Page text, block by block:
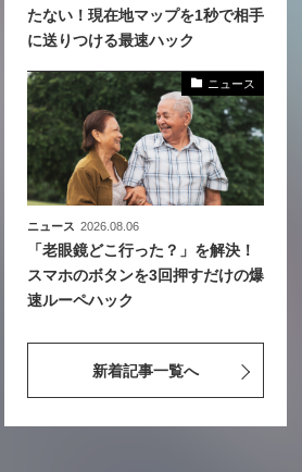
たない！現在地マップを1秒で相手
に送りつける最速ハック
ニュース
ニュース 2026.08.06
「老眼鏡どこ行った？」を解決！
スマホのボタンを3回押すだけの爆
速ルーペハック
新着記事一覧へ